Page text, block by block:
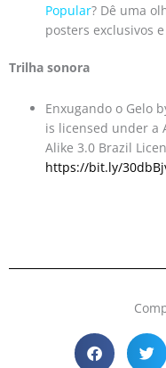
Popular? Dê uma
posters exclusivos
Trilha sonora
Enxugando o Gelo
is licensed under a
Alike 3.0 Brazil
https://bit.ly/